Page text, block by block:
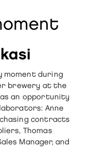
moment during
brewery at the
an opportunity
Anne
contracts
Thomas
Manager, and